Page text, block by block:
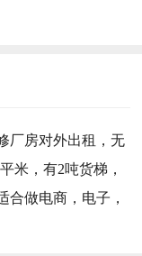
厂房对外出租，无
米，有2吨货梯，
合做电商，电子，